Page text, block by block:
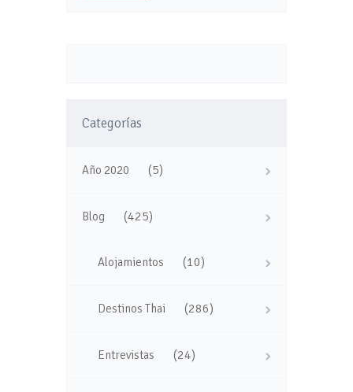
Categorías
Año 2020 (5)
Blog (425)
Alojamientos (10)
Destinos Thai (286)
Entrevistas (24)